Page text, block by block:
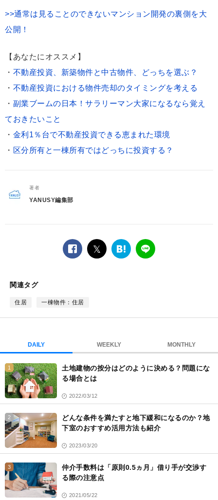
>>通常は見ることのできないマンション開発の裏側を大
公開！
【あなたにオススメ】
・ 不動産投資、新築物件と中古物件、どっちを選ぶ？
・ 不動産投資における物件売却のタイミングを考える
・ 副業ブームの日本！サラリーマン大家になるなら覚え
ておきたいこと
・ 金利1％台で不動産投資できる恵まれた環境
・ 区分所有と一棟所有ではどっちに投資する？
著者
YANUSY編集部
facebook
twitterは
ー
LINE
関連タグ
住居 一棟物件：住居
DAILY WEEKLY MONTHLY
1
土地建物の按分はどのように決める？問題にな
る場合とは
2022/03/12
2
どんな条件を満たすと地下緩和になるのか？地
下室のおすすめ活用方法も紹介
2023/03/20
3
仲介手数料は「原則0.5ヵ月」借り手が交渉す
る際の注意点
2021/05/22